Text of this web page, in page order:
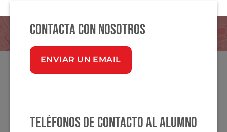
Contacta con nosotros
ENVIAR UN EMAIL
Teléfonos de contacto al alumno